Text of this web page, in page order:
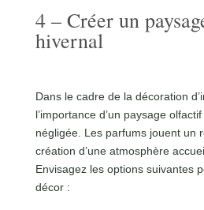
4 – Créer un
hivernal
Dans le cadre de la décoration
l’importance d’un paysage
négligée. Les parfums jouent un
création d’une atmosphère
Envisagez les options suivantes
décor :